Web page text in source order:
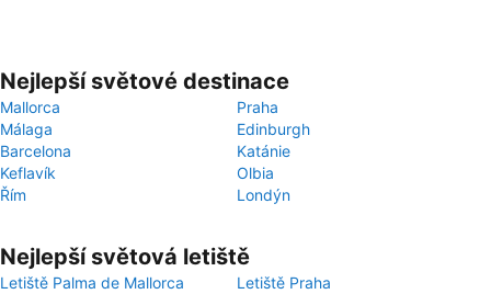
Nejlepší světové destinace
Mallorca
Praha
Málaga
Edinburgh
Barcelona
Katánie
Keflavík
Olbia
Řím
Londýn
Nejlepší světová letiště
Letiště Palma de Mallorca
Letiště Praha